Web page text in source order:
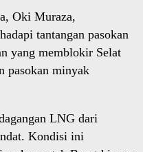
Oki Muraza,
tantangan pasokan
yang memblokir Selat
pasokan minyak
LNG dari
Kondisi ini